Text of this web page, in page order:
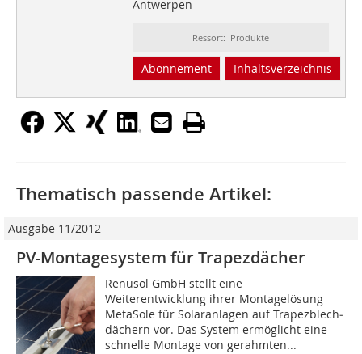
Antwerpen
Ressort: Produkte
Abonnement Inhaltsverzeichnis
Thematisch passende Artikel:
Ausgabe 11/2012
PV-Montagesystem für Trapezdächer
Renusol GmbH stellt eine
Weiterentwicklung ihrer Montagelösung
MetaSole für Solaranlagen auf Trapezblech­
dächern vor. Das System ermöglicht eine
schnelle Montage von gerahmten...